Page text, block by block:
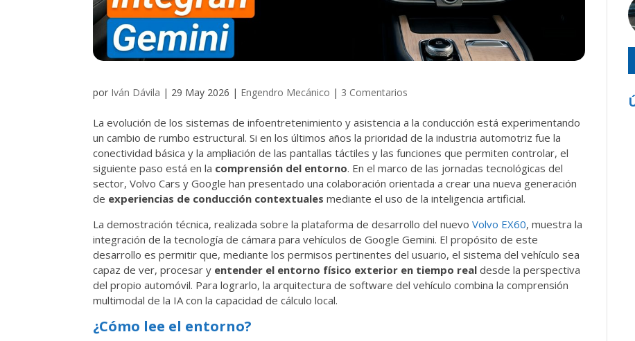
por Iván Dávila | 29 May 2026 | Engendro Mecánico | 3 Comentarios
La evolución de los sistemas de infoentretenimiento y asistencia a la conducción está experimentando
un cambio de rumbo estructural. Si en los últimos años la prioridad de la industria automotriz fue la
conectividad básica y la ampliación de las pantallas táctiles y las funciones que permiten controlar, el
siguiente paso está en la comprensión del entorno. En el marco de las jornadas tecnológicas del
sector, Volvo Cars y Google han presentado una colaboración orientada a crear una nueva generación
de experiencias de conducción contextuales mediante el uso de la inteligencia artificial.
La demostración técnica, realizada sobre la plataforma de desarrollo del nuevoVolvo EX60, muestra la
integración de la tecnología de cámara para vehículos de Google Gemini. El propósito de este
desarrollo es permitir que, mediante los permisos pertinentes del usuario, el sistema del vehículo sea
capaz de ver, procesar y entender el entorno físico exterior en tiempo real desde la perspectiva
del propio automóvil. Para lograrlo, la arquitectura de software del vehículo combina la comprensión
multimodal de la IA con la capacidad de cálculo local.
¿Cómo lee el entorno?